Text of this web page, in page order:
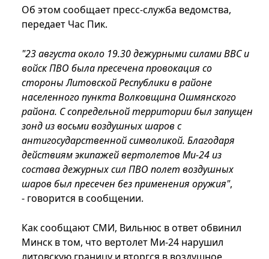
Об этом сообщает пресс-служба ведомства,
передает Час Пик.
"23 августа около 19.30 дежурными силами ВВС и
войск ПВО была пресечена провокация со
стороны Литовской Республики в районе
населенного пункта Волковщина Ошмянского
района. С сопредельной территории был запущен
зонд из восьми воздушных шаров с
антигосударственной символикой. Благодаря
действиям экипажей вертолетов Ми-24 из
состава дежурных сил ПВО полет воздушных
шаров был пресечен без применения оружия",
- говорится в сообщении.
Как сообщают СМИ, Вильнюс в ответ обвинил
Минск в том, что вертолет Ми-24 нарушил